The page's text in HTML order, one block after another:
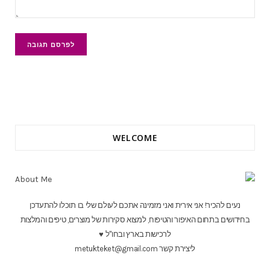
WELCOME
נעים להכיר! אני אירית ואני מזמינה אתכם לעולם שלי בו תוכלו להתעדכן
בחידושים בתחום האיפור והטיפוח, למצוא סקירות של מוצרים, טיפים והמלצות
לרכישות בארץ ובחו"ל ♥
ליצירת קשר metukteket@gmail.com